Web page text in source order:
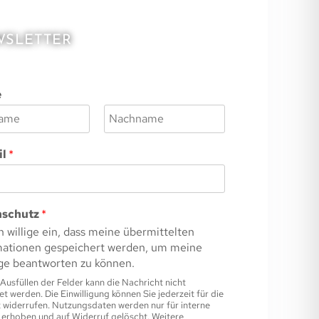
a
*
*
willige ein, dass meine übermittelten
gespeichert werden, um meine
beantworten zu können.
der Felder kann die Nachricht nicht
werden. Die Einwilligung können Sie jederzeit für die
widerrufen. Nutzungsdaten werden nur für interne
erhoben und auf Widerruf gelöscht. Weitere